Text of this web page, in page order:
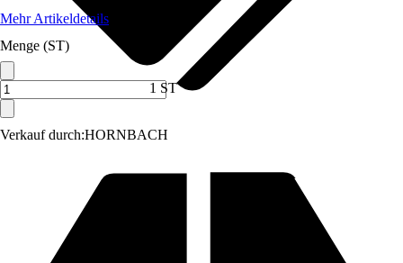
Verkauf durch:HORNBACH
Mehr Artikeldetails
Menge (ST)
1 ST